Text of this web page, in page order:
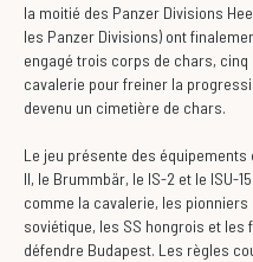
la moitié des Panzer Divisions
les Panzer Divisions) ont
engagé trois corps de chars,
cavalerie pour freiner la
devenu un cimetière de chars.
Le jeu présente des
II, le Brummbär, le IS-2 et le ISU-
comme la cavalerie, les
soviétique, les SS hongrois et
défendre Budapest. Les règles